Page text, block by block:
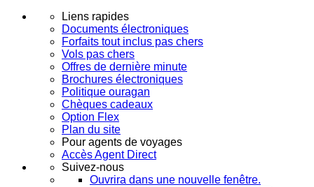
Liens rapides
Documents électroniques
Forfaits tout inclus pas chers
Vols pas chers
Offres de dernière minute
Brochures électroniques
Politique ouragan
Chèques cadeaux
Option Flex
Plan du site
Pour agents de voyages
Accès Agent Direct
Suivez-nous
Ouvrira dans une nouvelle fenêtre.